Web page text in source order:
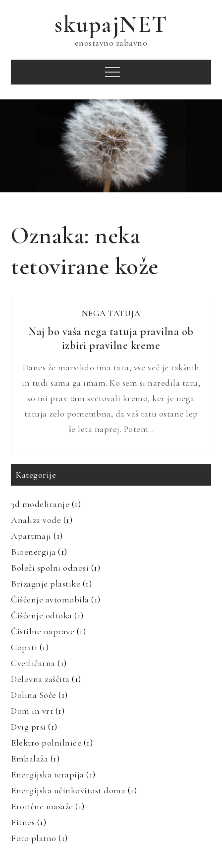
skupajNET
enostavno zabavno
Menu
Oznaka:neka
tetovirane kože
NEGA TATUJA
Naj bo vaša nega tatuja pravilna ob
izbiri pravilne kreme
Danes že marsikdo ima tatu, vse več je takšnih
in tudi sama ga imam. Ko sem si naredila tatu,
so mi prav tam svetovali kremo, ker je nega
tatuja zelo pomembna, da vaš tatu ostane lep
še leta naprej. Potem…
Kategorije
3d modeliranje (1)
Analiza vode (1)
Apartmaji (1)
Bioenergija (1)
Boleči spolni odnosi (1)
Brizagnje plastike (1)
Čiščenje avtomobila (1)
Čiščenje odtoka (1)
Čistilne naprave (1)
Copati (1)
Cvetličarna (1)
Delovna zaščita (1)
Dolina Soče (1)
Dom in vrt (1)
Dvig prsi (1)
Elektro polnilnice (1)
Embalaža (1)
Energijska terapija (1)
Energijska učinkovitost doma (1)
Erotične masaže (1)
Fitnes (1)
Foto platno (1)